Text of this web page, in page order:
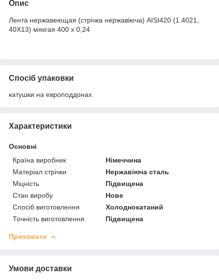
Опис
Лента нержавеющая (стрічка нержавіюча) AISI420 (1.4021,
40Х13) мякгая 400 х 0,24
Спосіб упаковки
катушки на европоддонах
Характеристики
Основні
Країна виробник
Німеччина
Матеріал стрічки
Нержавіюча сталь
Міцність
Підвищена
Стан виробу
Нове
Спосіб виготовлення
Холоднокатаний
Точність виготовлення
Підвищена
Приховати
Умови доставки